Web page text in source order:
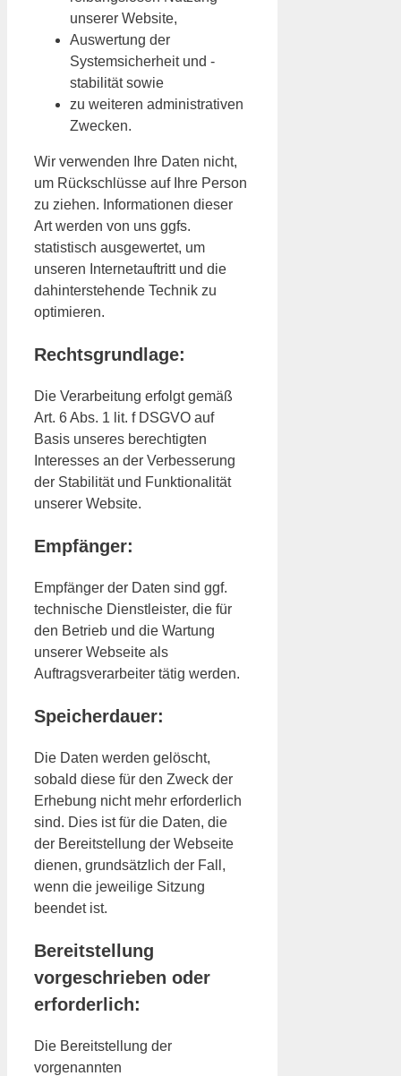
unserer Website,
Auswertung der
Systemsicherheit und -
stabilität sowie
zu weiteren administrativen
Zwecken.
Wir verwenden Ihre Daten nicht,
um Rückschlüsse auf Ihre Person
zu ziehen. Informationen dieser
Art werden von uns ggfs.
statistisch ausgewertet, um
unseren Internetauftritt und die
dahinterstehende Technik zu
optimieren.
Rechtsgrundlage:
Die Verarbeitung erfolgt gemäß
Art. 6 Abs. 1 lit. f DSGVO auf
Basis unseres berechtigten
Interesses an der Verbesserung
der Stabilität und Funktionalität
unserer Website.
Empfänger:
Empfänger der Daten sind ggf.
technische Dienstleister, die für
den Betrieb und die Wartung
unserer Webseite als
Auftragsverarbeiter tätig werden.
Speicherdauer:
Die Daten werden gelöscht,
sobald diese für den Zweck der
Erhebung nicht mehr erforderlich
sind. Dies ist für die Daten, die
der Bereitstellung der Webseite
dienen, grundsätzlich der Fall,
wenn die jeweilige Sitzung
beendet ist.
Bereitstellung
vorgeschrieben oder
erforderlich:
Die Bereitstellung der
vorgenannten